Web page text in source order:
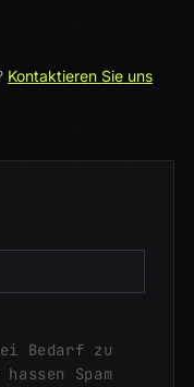
Kontaktieren Sie uns
Bedarf zu
Spam